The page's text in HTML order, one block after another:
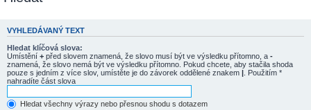
VYHLEDÁVANÝ TEXT
Hledat klíčová slova:
Umístění + před slovem znamená, že slovo musí být ve výsledku přítomno, a -
znamená, že slovo nemá být ve výsledku přítomno. Pokud chcete, aby stačila shoda
pouze s jedním z více slov, umístěte je do závorek oddělené znakem | . Použitím *
nahradíte část slova
Hledat všechny výrazy nebo přesnou shodu s dotazem